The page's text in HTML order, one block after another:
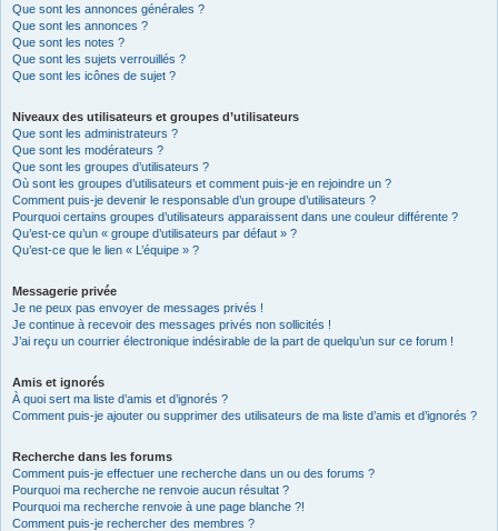
Que sont les annonces générales ?
Que sont les annonces ?
Que sont les notes ?
Que sont les sujets verrouillés ?
Que sont les icônes de sujet ?
Niveaux des utilisateurs et groupes d’utilisateurs
Que sont les administrateurs ?
Que sont les modérateurs ?
Que sont les groupes d’utilisateurs ?
Où sont les groupes d’utilisateurs et comment puis-je en rejoindre un ?
Comment puis-je devenir le responsable d’un groupe d’utilisateurs ?
Pourquoi certains groupes d’utilisateurs apparaissent dans une couleur différente ?
Qu’est-ce qu’un « groupe d’utilisateurs par défaut » ?
Qu’est-ce que le lien « L’équipe » ?
Messagerie privée
Je ne peux pas envoyer de messages privés !
Je continue à recevoir des messages privés non sollicités !
J’ai reçu un courrier électronique indésirable de la part de quelqu’un sur ce forum !
Amis et ignorés
À quoi sert ma liste d’amis et d’ignorés ?
Comment puis-je ajouter ou supprimer des utilisateurs de ma liste d’amis et d’ignorés ?
Recherche dans les forums
Comment puis-je effectuer une recherche dans un ou des forums ?
Pourquoi ma recherche ne renvoie aucun résultat ?
Pourquoi ma recherche renvoie à une page blanche ?!
Comment puis-je rechercher des membres ?